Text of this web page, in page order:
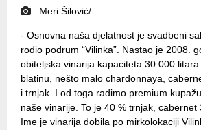
Meri Šilović/
- Osnovna naša djelatnost je svadbeni
rodio podrum “Vilinka”. Nastao je 2008.
obiteljska vinarija kapaciteta 30.000
blatinu, nešto malo chardonnaya,
i trnjak. I od toga radimo premium
naše vinarije. To je 40 % trnjak, cabernet
Ime je vinarija dobila po mirkolokaciji